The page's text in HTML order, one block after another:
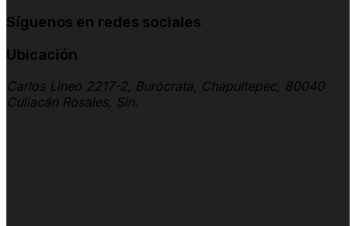
Síguenos en redes sociales
Ubicación
Carlos Lineo 2217-2, Burócrata, Chapultepec, 80040
Culiacán Rosales, Sin.